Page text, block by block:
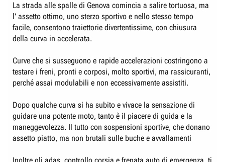
La strada alle spalle di Genova comincia a salire tortuosa, ma
l' assetto ottimo, uno sterzo sportivo e nello stesso tempo
facile, consentono traiettorie divertentissime, con chiusura
della curva in accelerata.
Curve che si susseguono e rapide accelerazioni costringono a
testare i freni, pronti e corposi, molto sportivi, ma rassicuranti,
perché assai modulabili e non eccessivamente assistiti.
Dopo qualche curva si ha subito e vivace la sensazione di
guidare una potente moto, tanto è il piacere di guida e la
maneggevolezza. Il tutto con sospensioni sportive, che donano
assetto piatto, ma non brutali sulle buche e avvallamenti